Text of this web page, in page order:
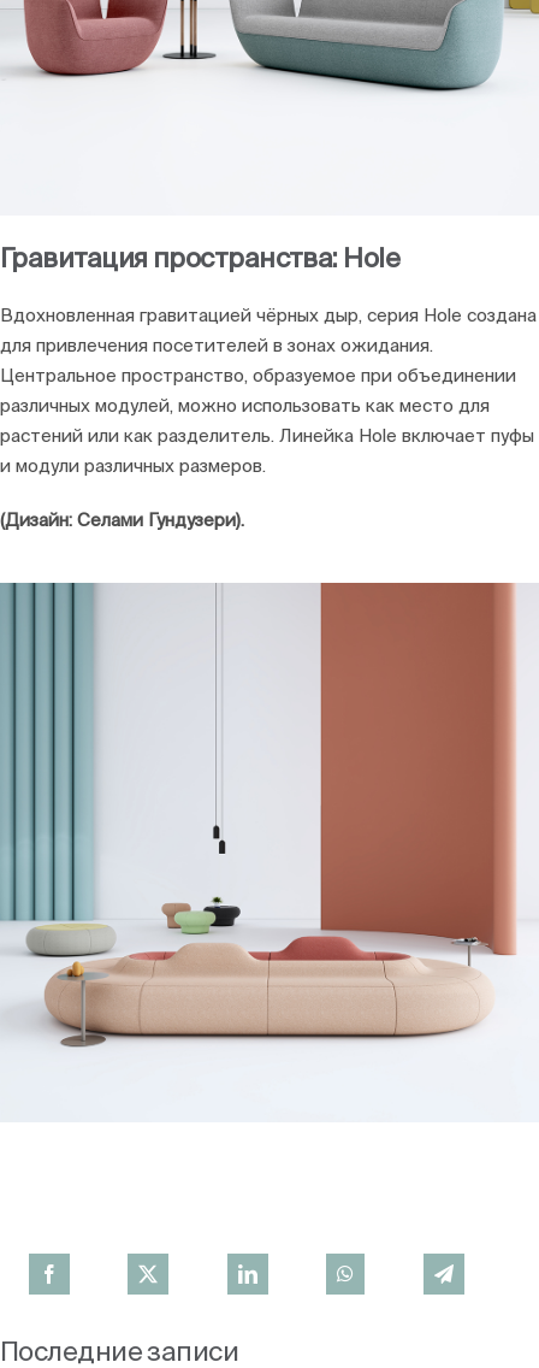
Гравитация пространства: Hole
Вдохновленная гравитацией чёрных дыр, серия Hole создана
для привлечения посетителей в зонах ожидания.
Центральное пространство, образуемое при объединении
различных модулей, можно использовать как место для
растений или как разделитель. Линейка Hole включает пуфы
и модули различных размеров.
(Дизайн: Селами Гундузери).
Последние записи